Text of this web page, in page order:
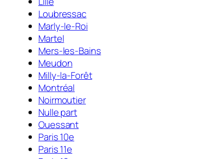
Loubressac
Marly-le-Roi
Martel
Mers-les-Bains
Meudon
Milly-la-Forêt
Montréal
Noirmoutier
Nulle part
Ouessant
Paris 10e
Paris 11e